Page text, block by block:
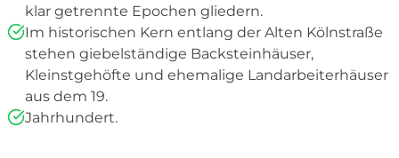
klar getrennte Epochen gliedern.
Im historischen Kern entlang der Alten Kölnstraße
stehen giebelständige Backsteinhäuser,
Kleinstgehöfte und ehemalige Landarbeiterhäuser
aus dem 19.
Jahrhundert.